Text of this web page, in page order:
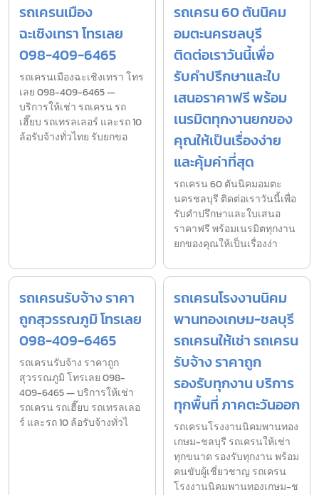
รถเครนเมือง
ฉะเชิงเทรา โทรเลย
098-409-6465
รถเครนเมืองฉะเชิงเทรา โทร
เลย 098-409-6465 —
บริการให้เช่า รถเครน รถ
เฮี๊ยบ รถเทรลเลอร์ และรถ 10
ล้อรับจ้างทั่วไทย รับยกขอ
รถเครน 60 ตันนิคม
อมตะนครชลบุรี
ติดต่อเราวันนี้เพื่อ
รับคำปรึกษาและใบ
เสนอราคาฟรี พร้อม
เนรมิตทุกงานยกของ
คุณให้เป็นเรื่องง่าย
และคุ้มค่าที่สุด
รถเครน 60 ตันนิคมอมตะ
นครชลบุรี ติดต่อเราวันนี้เพื่อ
รับคำปรึกษาและใบเสนอ
ราคาฟรี พร้อมเนรมิตทุกงาน
ยกของคุณให้เป็นเรื่องง่า
รถเครนรับจ้าง ราคา
ถูกสุวรรณภูมิ โทรเลย
098-409-6465
รถเครนรับจ้าง ราคาถูก
สุวรรณภูมิ โทรเลย 098-
409-6465 — บริการให้เช่า
รถเครน รถเฮี๊ยบ รถเทรลเลอ
ร์ และรถ 10 ล้อรับจ้างทั่วไ
รถเครนโรงงานนิคม
พานทองเกษม-ชลบุรี
รถเครนให้เช่า รถเครน
รับจ้าง ราคาถูก
รองรับทุกงาน บริการ
ทุกพื้นที่ ภาคตะวันออก
รถเครนโรงงานนิคมพานทอง
เกษม-ชลบุรี รถเครนให้เช่า
ทุกขนาด รองรับทุกงาน พร้อม
คนขับผู้เชี่ยวชาญ รถเครน
โรงงานนิคมพานทองเกษม-ช